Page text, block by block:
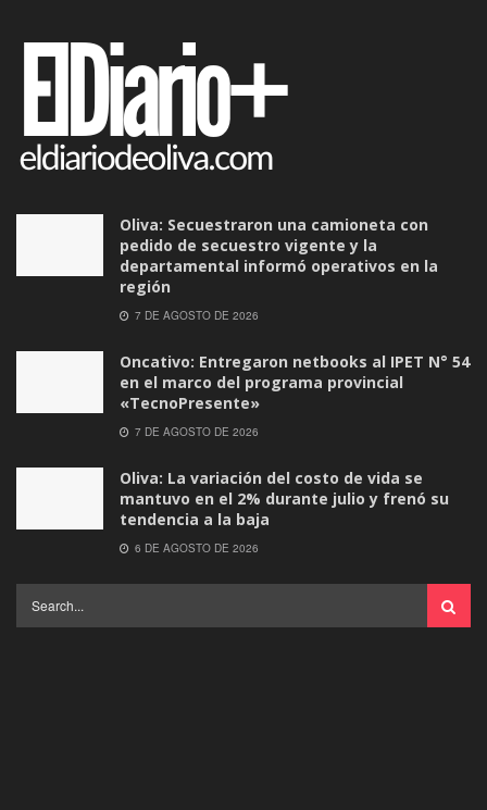
Oliva: Secuestraron una camioneta con
pedido de secuestro vigente y la
departamental informó operativos en la
región
7 DE AGOSTO DE 2026
Oncativo: Entregaron netbooks al IPET N° 54
en el marco del programa provincial
«TecnoPresente»
7 DE AGOSTO DE 2026
Oliva: La variación del costo de vida se
mantuvo en el 2% durante julio y frenó su
tendencia a la baja
6 DE AGOSTO DE 2026